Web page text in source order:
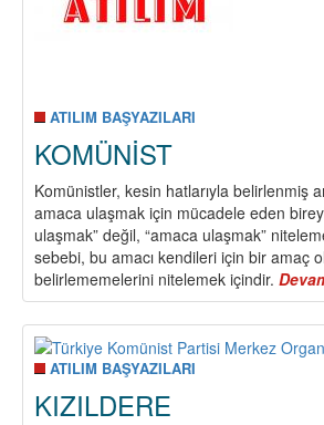
ATILIM BAŞYAZILARI
KOMÜNİST
Komünistler, kesin hatlarıyla belirlenmiş
amaca ulaşmak için mücadele eden
ulaşmak” değil, “amaca ulaşmak”
sebebi, bu amacı kendileri için bir amaç
belirlememelerini nitelemek içindir.
ATILIM BAŞYAZILARI
KIZILDERE